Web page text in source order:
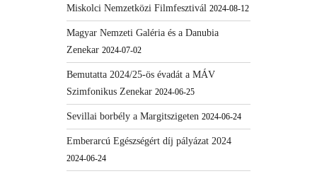
Miskolci Nemzetközi Filmfesztivál 2024-08-12
Magyar Nemzeti Galéria és a Danubia
Zenekar 2024-07-02
Bemutatta 2024/25-ös évadát a MÁV
Szimfonikus Zenekar 2024-06-25
Sevillai borbély a Margitszigeten 2024-06-24
Emberarcú Egészségért díj pályázat 2024
2024-06-24